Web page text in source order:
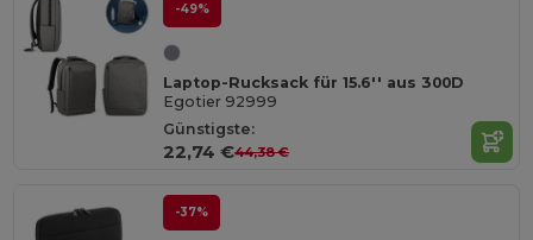
-49%
Laptop-Rucksack für 15.6'' aus 300D
Egotier 92999
Günstigste:
22,74 €44,38 €
-37%